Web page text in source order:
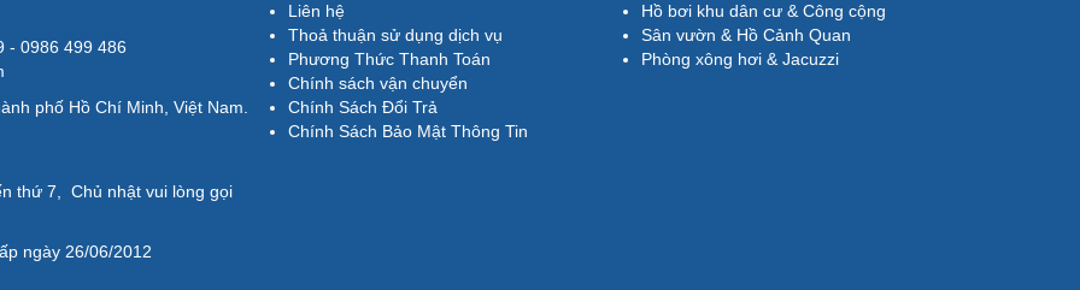
- 0986 499 486
phố Hồ Chí Minh, Việt Nam.
thứ 7, Chủ nhật vui lòng gọi
ngày 26/06/2012
Liên hệ
Thoả thuận sử dụng dịch vụ
Phương Thức Thanh Toán
Chính sách vận chuyển
Chính Sách Đổi Trả
Chính Sách Bảo Mật Thông Tin
Hồ bơi khu dân cư & Công cộng
Sân vườn & Hồ Cảnh Quan
Phòng xông hơi & Jacuzzi